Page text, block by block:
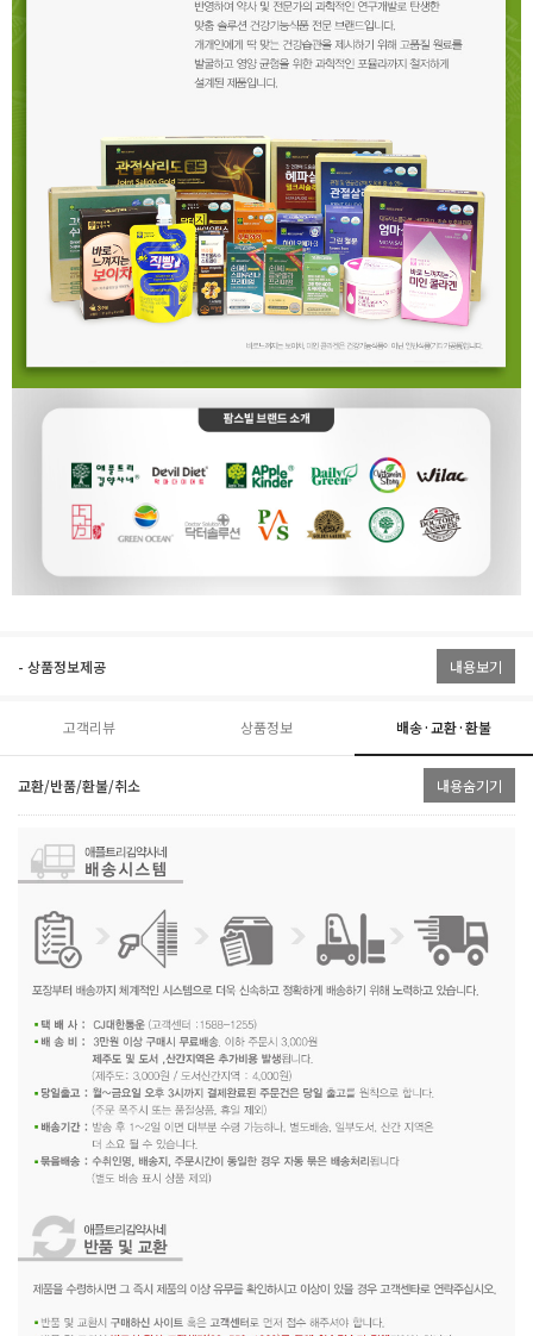
- 상품정보제공 내용보기
고객리뷰 상품정보 배송·교환·환불
교환/반품/환불/취소 내용숨기기